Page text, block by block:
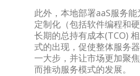
此外，本地部署aaS服务
定制化（包括软件编程和
长期的总持有成本(TCO)
式的出现，促使整体服务
一大步，并让市场更加聚
而推动服务模式的发展。